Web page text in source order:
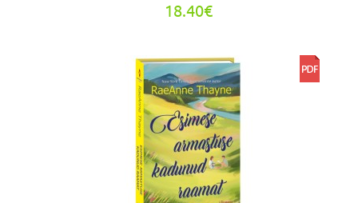
18.40€